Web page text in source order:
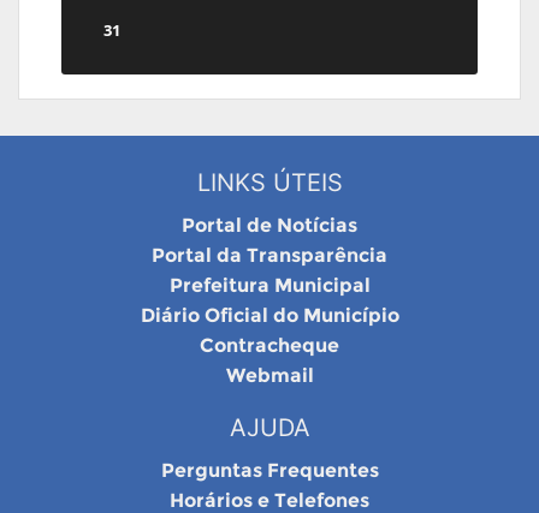
31
LINKS ÚTEIS
Portal de Notícias
Portal da Transparência
Prefeitura Municipal
Diário Oficial do Município
Contracheque
Webmail
AJUDA
Perguntas Frequentes
Horários e Telefones